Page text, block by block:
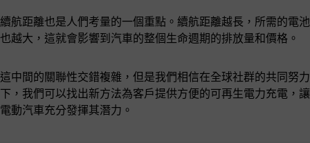
續航距離也是人們考量的一個重點。續航距離越長，所需的電池
也越大，這就會影響到汽車的整個生命週期的排放量和價格。
這中間的關聯性交錯複雜，但是我們相信在全球社群的共同努力
下，我們可以找出新方法為客戶提供方便的可再生電力充電，讓
電動汽車充分發揮其潛力。